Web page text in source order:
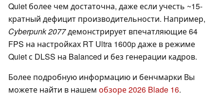
Quiet более чем достаточна, даже если учесть ~15-
кратный дефицит производительности. Например,
Cyberpunk 2077демонстрирует впечатляющие 64
FPS на настройках RT Ultra 1600p даже в режиме
Quiet с DLSS на Balanced и без генерации кадров.
Более подробную информацию и бенчмарки Вы
можете найти в нашем обзоре 2026 Blade 16.